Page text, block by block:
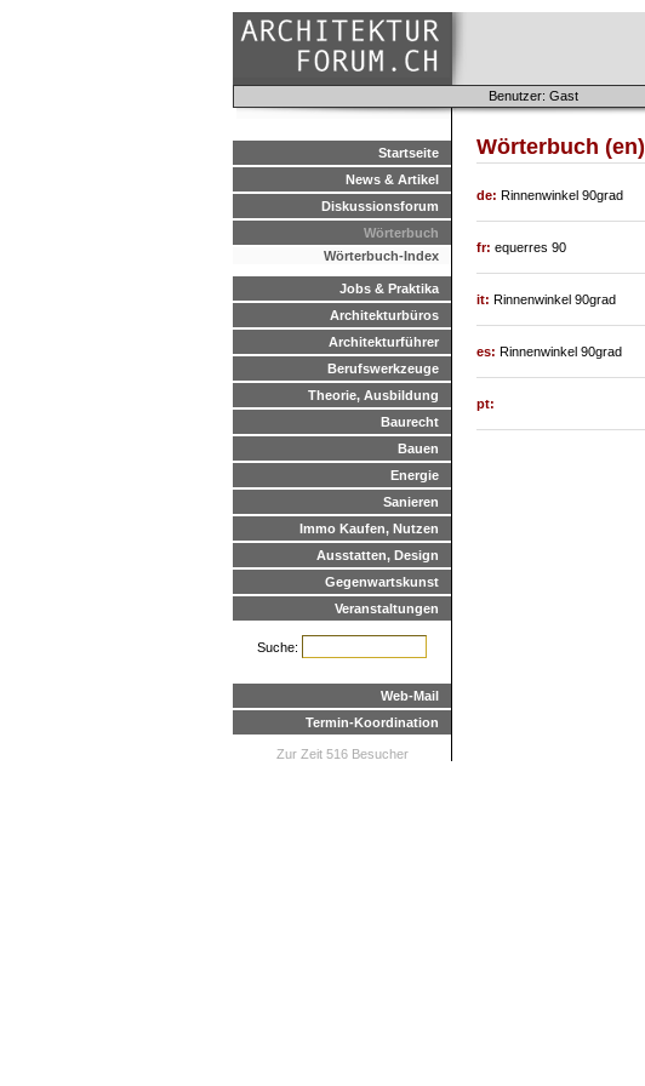
Benutzer: Gast
Startseite
News & Artikel
Diskussionsforum
Wörterbuch
Wörterbuch-Index
Jobs & Praktika
Architekturbüros
Architekturführer
Berufswerkzeuge
Theorie, Ausbildung
Baurecht
Bauen
Energie
Sanieren
Immo Kaufen, Nutzen
Ausstatten, Design
Gegenwartskunst
Veranstaltungen
Suche:
Web-Mail
Termin-Koordination
Zur Zeit 516 Besucher
Wörterbuch (en)
de: Rinnenwinkel 90grad
fr: equerres 90
it: Rinnenwinkel 90grad
es: Rinnenwinkel 90grad
pt: